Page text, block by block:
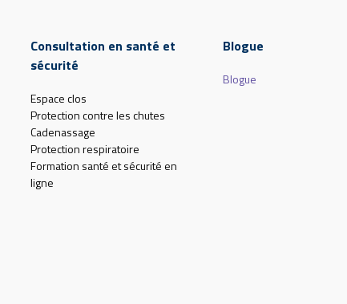
Consultation en santé et
sécurité
Espace clos
Protection contre les chutes
Cadenassage
Protection respiratoire
Formation santé et sécurité en
ligne
Blogue
Blogue